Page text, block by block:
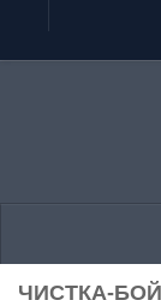
Перейти
ЧИСТКА-